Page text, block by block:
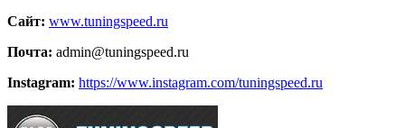
Сайт: www.tuningspeed.ru
Почта: admin@tuningspeed.ru
Instagram: https://www.instagram.com/tuningspeed.ru